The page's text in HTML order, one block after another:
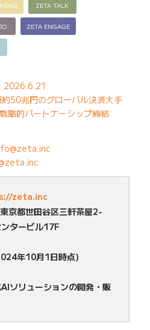
ZETA TALK
ZETA ENGAGE
約50兆円のグローバル決済大手
略的パートナーシップ締結
zeta.inc
都世田谷区三軒茶屋2-
タービル17F
年10月1日時点)
ソリューションの開発・販